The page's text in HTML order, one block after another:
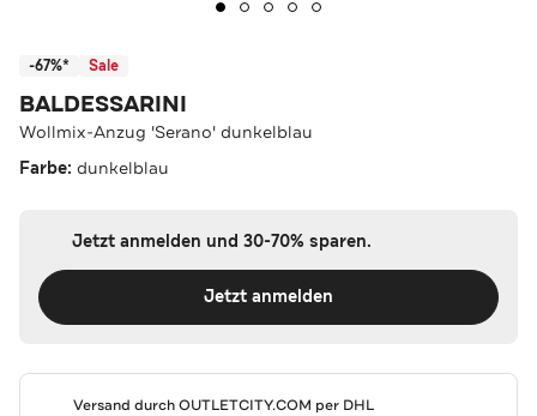
-67%* Sale
BALDESSARINI
Wollmix-Anzug 'Serano' dunkelblau
Farbe: dunkelblau
Jetzt anmelden und 30-70% sparen.
Jetzt anmelden
Versand durchOUTLETCITY.COM per DHL